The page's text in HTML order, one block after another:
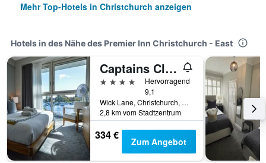
Mehr Top-Hotels in Christchurch anzeigen
Hotels in des Nähe des Premier Inn Christchurch - East
Captains Club Hotel
4 Sterne
Hervorragend
9,1
Wick Lane, Christchurch, Großbritannien
2,8 km vom Stadtzentrum
334 € Zum Angebot